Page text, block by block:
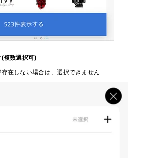
複数選択可)
在しない場合は、選択できません